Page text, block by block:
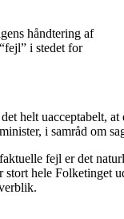
håndtering af
i stedet for
helt uacceptabelt,
i samråd om
fejl er det
hele Folketinget